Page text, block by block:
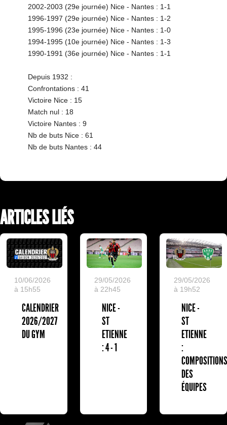
2002-2003 (29e journée) Nice - Nantes : 1-1
1996-1997 (29e journée) Nice - Nantes : 1-2
1995-1996 (23e journée) Nice - Nantes : 1-0
1994-1995 (10e journée) Nice - Nantes : 1-3
1990-1991 (36e journée) Nice - Nantes : 1-1
Depuis 1932 :
Confrontations : 41
Victoire Nice : 15
Match nul : 18
Victoire Nantes : 9
Nb de buts Nice : 61
Nb de buts Nantes : 44
ARTICLES LIÉS
10/06/2026
à 15h55
CALENDRIER
2026/2027
DU GYM
29/05/2026
à 22h45
NICE -
ST
ETIENNE
: 4 - 1
29/05/2026
à 19h52
NICE -
ST
ETIENNE
:
DES
ÉQUIPES